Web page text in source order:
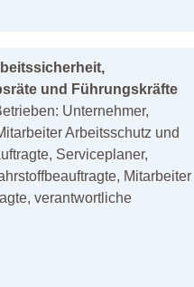
und Führungskräfte
Unternehmer,
Arbeitsschutz und
Serviceplaner,
Mitarbeiter
verantwortliche